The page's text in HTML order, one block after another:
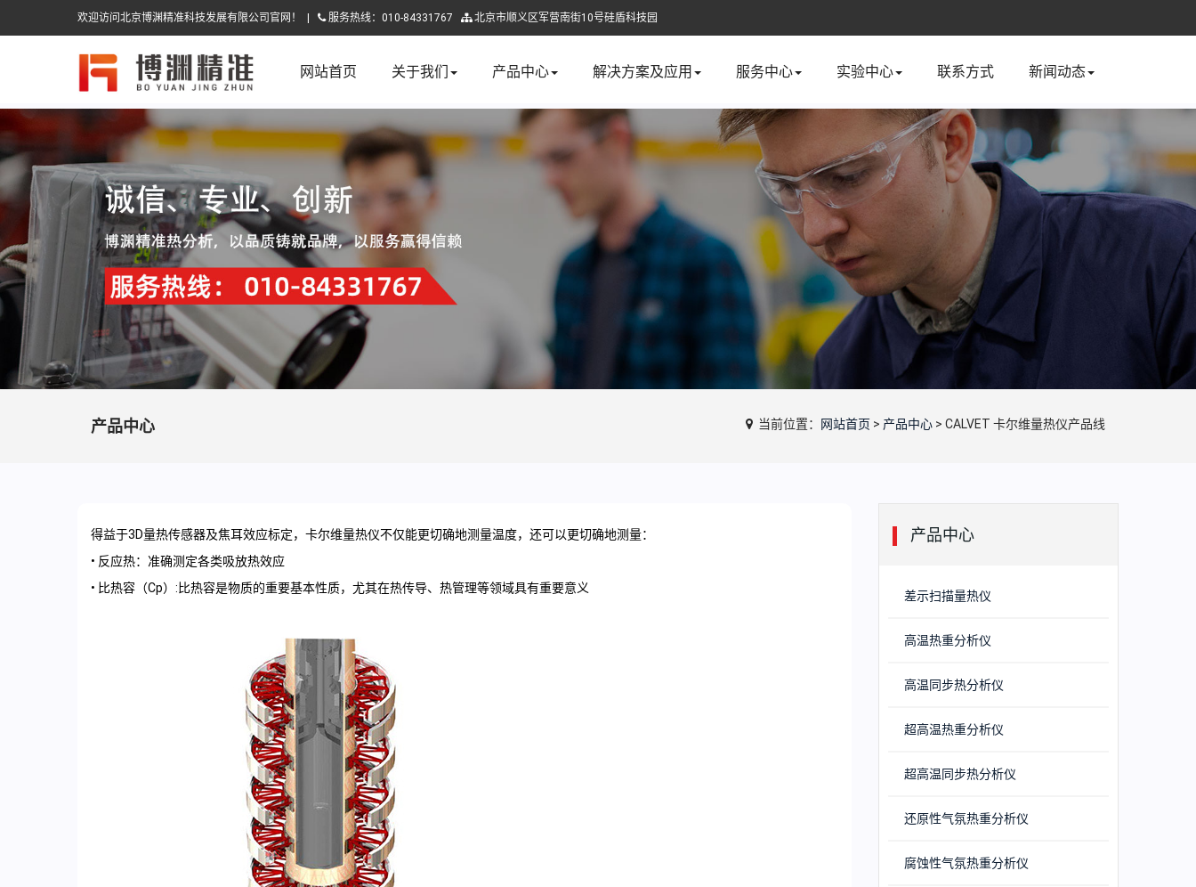
欢迎访问北京博渊精准科技发展有限公司官网！ | 服务热线：010-84331767 北京市顺义区军营南街10号硅盾科技园
网站首页 关于我们 产品中心 解决方案及应用 服务中心 实验中心 联系方式 新闻动态
产品中心 当前位置： 网站首页 > 产品中心 > CALVET 卡尔维量热仪产品线
得益于3D量热传感器及焦耳效应标定，卡尔维量热仪不仅能更切确地测量温度，还可以更切确地测量：
• 反应热：准确测定各类吸放热效应
• 比热容（Cp）:比热容是物质的重要基本性质，尤其在热传导、热管理等领域具有重要意义
产品中心
差示扫描量热仪
高温热重分析仪
高温同步热分析仪
超高温热重分析仪
超高温同步热分析仪
还原性气氛热重分析仪
腐蚀性气氛热重分析仪